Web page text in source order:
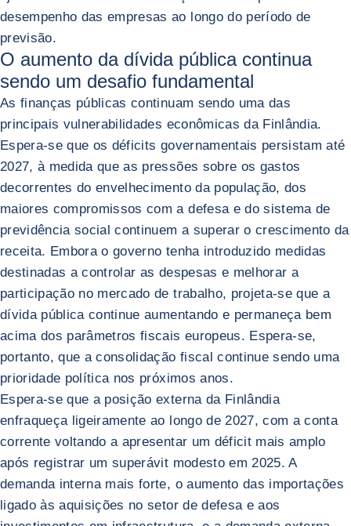
desempenho das empresas ao longo do período de
previsão.
O aumento da dívida pública continua
sendo um desafio fundamental
As finanças públicas continuam sendo uma das
principais vulnerabilidades econômicas da Finlândia.
Espera-se que os déficits governamentais persistam até
2027, à medida que as pressões sobre os gastos
decorrentes do envelhecimento da população, dos
maiores compromissos com a defesa e do sistema de
previdência social continuem a superar o crescimento da
receita. Embora o governo tenha introduzido medidas
destinadas a controlar as despesas e melhorar a
participação no mercado de trabalho, projeta-se que a
dívida pública continue aumentando e permaneça bem
acima dos parâmetros fiscais europeus. Espera-se,
portanto, que a consolidação fiscal continue sendo uma
prioridade política nos próximos anos.
Espera-se que a posição externa da Finlândia
enfraqueça ligeiramente ao longo de 2027, com a conta
corrente voltando a apresentar um déficit mais amplo
após registrar um superávit modesto em 2025. A
demanda interna mais forte, o aumento das importações
ligado às aquisições no setor de defesa e aos